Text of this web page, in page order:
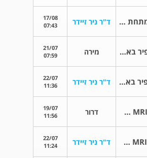
שקיות מתחת לעיניים ד"ר ניר זיידר
17/08
07:43
גידול שפיר בארובת העין מירה
21/07
07:59
גידול שפיר בארובת העין ד"ר ניר זיידר
22/07
11:36
תוצאת MRI ארובת עין - האם ניתן רק לעקוב ? דרור
19/07
11:56
תוצאת MRI ארובת עין - האם ניתן רק לעקוב ? ד"ר ניר זיידר
22/07
11:24